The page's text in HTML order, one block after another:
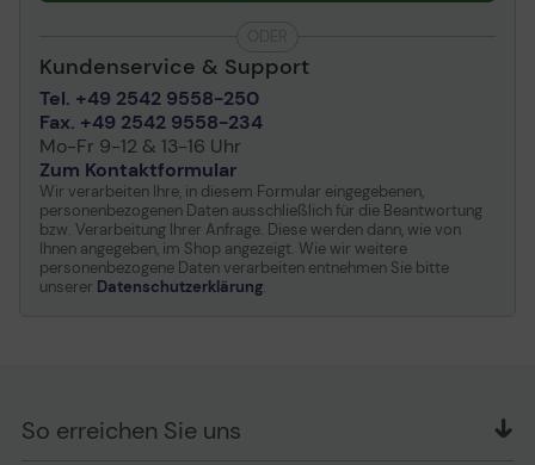
Kundenservice & Support
Tel. +49 2542 9558-250
Fax. +49 2542 9558-234
Mo-Fr 9-12 & 13-16 Uhr
Zum Kontaktformular
Wir verarbeiten Ihre, in diesem Formular eingegebenen,
personenbezogenen Daten ausschließlich für die Beantwortung
bzw. Verarbeitung Ihrer Anfrage. Diese werden dann, wie von
Ihnen angegeben, im Shop angezeigt. Wie wir weitere
personenbezogene Daten verarbeiten entnehmen Sie bitte
unserer Datenschutzerklärung.
So erreichen Sie uns